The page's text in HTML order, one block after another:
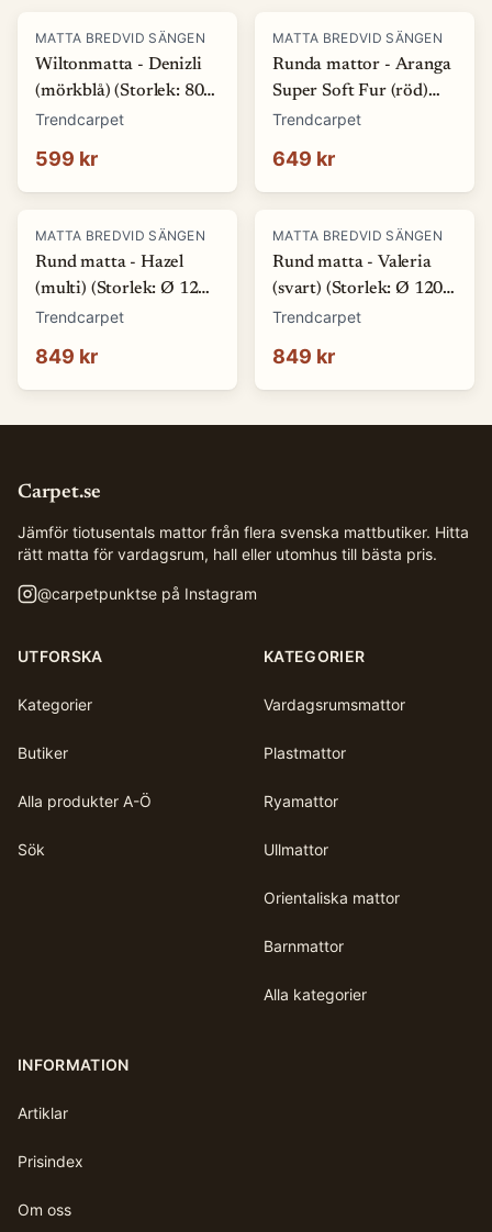
MATTA BREDVID SÄNGEN
Wiltonmatta - Denizli
(mörkblå) (Storlek: 80 x
150 cm)
Trendcarpet
599 kr
MATTA BREDVID SÄNGEN
Runda mattor - Aranga
Super Soft Fur (röd)
(Storlek: Ø 120 cm)
Trendcarpet
649 kr
MATTA BREDVID SÄNGEN
Rund matta - Hazel
(multi) (Storlek: Ø 120
cm)
Trendcarpet
849 kr
MATTA BREDVID SÄNGEN
Rund matta - Valeria
(svart) (Storlek: Ø 120
cm)
Trendcarpet
849 kr
Carpet.se
Jämför tiotusentals mattor från flera svenska mattbutiker. Hitta
rätt matta för vardagsrum, hall eller utomhus till bästa pris.
@carpetpunktse på Instagram
UTFORSKA
Kategorier
Butiker
Alla produkter A-Ö
Sök
KATEGORIER
Vardagsrumsmattor
Plastmattor
Ryamattor
Ullmattor
Orientaliska mattor
Barnmattor
Alla kategorier
INFORMATION
Artiklar
Prisindex
Om oss